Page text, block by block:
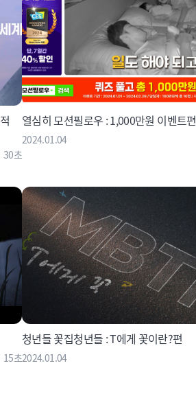
30초
열심히 모션필로우 : 1,000만원 이벤트편
2024.01.04
15초
청년들 꽃집청년들 : T에게 꽃이란?편
2024.01.04